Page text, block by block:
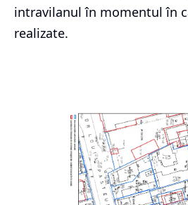
intravilanul în momentul în
realizate.